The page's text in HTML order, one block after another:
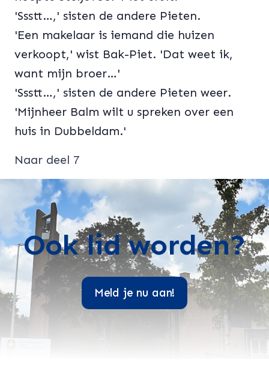
'Ssstt…,' sisten de andere Pieten.
'Een makelaar is iemand die huizen
verkoopt,' wist Bak-Piet. 'Dat weet ik,
want mijn broer…'
'Ssstt…,' sisten de andere Pieten weer.
'Mijnheer Balm wilt u spreken over een
huis in Dubbeldam.'
Naar deel 7
Ook lid worden?
Meld je nu aan!